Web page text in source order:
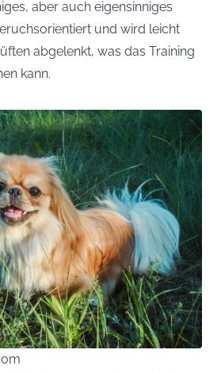
aber auch eigensinniges
und wird leicht
abgelenkt, was das Training
kann.